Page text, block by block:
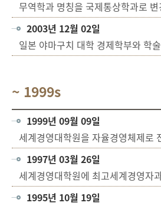
무역학과 명칭을 국제통상학과로 변
2003년 12월 02일
일본 야마구치 대학 경제학부와 학
~ 1999s
1999년 09월 09일
세계경영대학원을 자율경영체제로
1997년 03월 26일
세계경영대학원에 최고세계경영자
1995년 10월 19일